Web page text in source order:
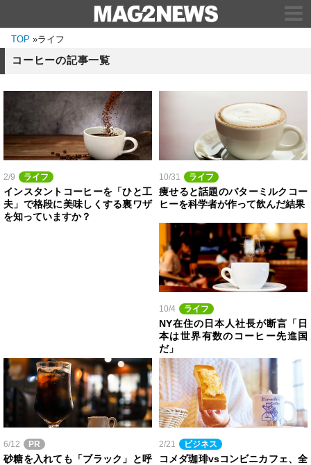
TOP »ライフ
コーヒーの記事一覧
2/9 ライフ
インスタントコーヒーを「ひと工
夫」で格段に美味しくする裏ワザ
を知っていますか？
10/31 ライフ
痩せると話題のバターミルクコー
ヒーを科学者が作って飲んだ結果
10/4 ライフ
NY在住の日本人社長が断言「日
本は世界有数のコーヒー先進国
だ」
6/12 PR
砂糖を入れても「ブラック」と呼
2/21 ビジネス
コメダ珈琲vsコンビニカフェ、全